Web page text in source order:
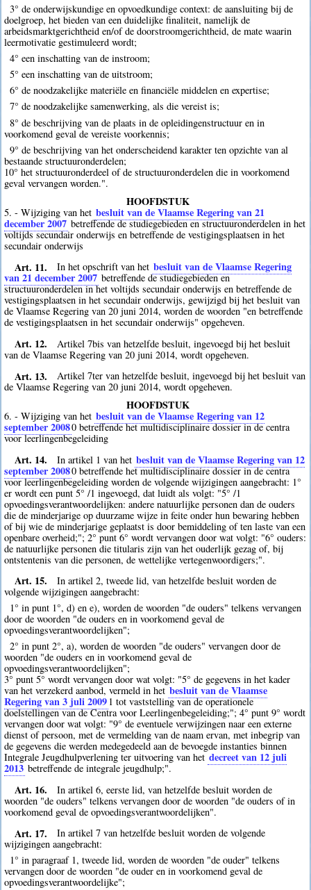
3° de onderwijskundige en opvoedkundige context: de aansluiting bij de
doelgroep, het bieden van een duidelijke finaliteit, namelijk de
arbeidsmarktgerichtheid en/of de doorstroomgerichtheid, de mate waarin
leermotivatie gestimuleerd wordt;
4° een inschatting van de instroom;
5° een inschatting van de uitstroom;
6° de noodzakelijke materiële en financiële middelen en expertise;
7° de noodzakelijke samenwerking, als die vereist is;
8° de beschrijving van de plaats in de opleidingenstructuur en in
voorkomend geval de vereiste voorkennis;
9° de beschrijving van het onderscheidend karakter ten opzichte van al
bestaande structuuronderdelen;
10° het structuuronderdeel of de structuuronderdelen die in voorkomend
geval vervangen worden.".
HOOFDSTUK
5. - Wijziging van het besluit van de Vlaamse Regering van 21
december 2007 betreffende de studiegebieden en structuuronderdelen in het
voltijds secundair onderwijs en betreffende de vestigingsplaatsen in het
secundair onderwijs
Art. 11. In het opschrift van het besluit van de Vlaamse Regering
van 21 december 2007 betreffende de studiegebieden en
structuuronderdelen in het voltijds secundair onderwijs en betreffende de
vestigingsplaatsen in het secundair onderwijs, gewijzigd bij het besluit van
de Vlaamse Regering van 20 juni 2014, worden de woorden "en betreffende
de vestigingsplaatsen in het secundair onderwijs" opgeheven.
Art. 12.
Artikel 7bis van hetzelfde besluit, ingevoegd bij het besluit
van de Vlaamse Regering van 20 juni 2014, wordt opgeheven.
Art. 13.
Artikel 7ter van hetzelfde besluit, ingevoegd bij het besluit van
de Vlaamse Regering van 20 juni 2014, wordt opgeheven.
HOOFDSTUK
6. - Wijziging van het besluit van de Vlaamse Regering van 12
september 20080 betreffende het multidisciplinaire dossier in de centra
voor leerlingenbegeleiding
Art. 14. In artikel 1 van het besluit van de Vlaamse Regering van 12
september 20080 betreffende het multidisciplinaire dossier in de centra
voor leerlingenbegeleiding worden de volgende wijzigingen aangebracht: 1°
er wordt een punt 5° /1 ingevoegd, dat luidt als volgt: "5° /1
opvoedingsverantwoordelijken: andere natuurlijke personen dan de ouders
die de minderjarige op duurzame wijze in feite onder hun bewaring hebben
of bij wie de minderjarige geplaatst is door bemiddeling of ten laste van een
openbare overheid;"; 2° punt 6° wordt vervangen door wat volgt: "6° ouders:
de natuurlijke personen die titularis zijn van het ouderlijk gezag of, bij
ontstentenis van die personen, de wettelijke vertegenwoordigers;".
Art. 15.
In artikel 2, tweede lid, van hetzelfde besluit worden de
volgende wijzigingen aangebracht:
1° in punt 1°, d) en e), worden de woorden "de ouders" telkens vervangen
door de woorden "de ouders en in voorkomend geval de
opvoedingsverantwoordelijken";
2° in punt 2°, a), worden de woorden "de ouders" vervangen door de
woorden "de ouders en in voorkomend geval de
opvoedingsverantwoordelijken";
3° punt 5° wordt vervangen door wat volgt: "5° de gegevens in het kader
van het verzekerd aanbod, vermeld in het besluit van de Vlaamse
Regering van 3 juli 2009 1 tot vaststelling van de operationele
doelstellingen van de Centra voor Leerlingenbegeleiding;"; 4° punt 9° wordt
vervangen door wat volgt: "9° de eventuele verwijzingen naar een externe
dienst of persoon, met de vermelding van de naam ervan, met inbegrip van
de gegevens die werden medegedeeld aan de bevoegde instanties binnen
Integrale Jeugdhulpverlening ter uitvoering van het decreet van 12 juli
2013 betreffende de integrale jeugdhulp;".
Art. 16.
In artikel 6, eerste lid, van hetzelfde besluit worden de
woorden "de ouders" telkens vervangen door de woorden "de ouders of in
voorkomend geval de opvoedingsverantwoordelijken".
Art. 17.
In artikel 7 van hetzelfde besluit worden de volgende
wijzigingen aangebracht:
1° in paragraaf 1, tweede lid, worden de woorden "de ouder" telkens
vervangen door de woorden "de ouder en in voorkomend geval de
opvoedingsverantwoordelijke";